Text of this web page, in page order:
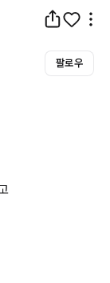
팔로우